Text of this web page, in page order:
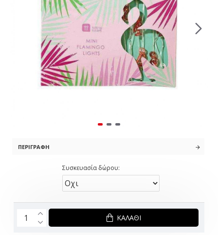
ΠΕΡΙΓΡΑΦΉ
Συσκευασία δώρου:
ΚΑΛΆΘΙ